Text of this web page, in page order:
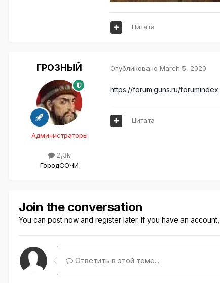
Цитата
ГРОЗНЫЙ
Администраторы
2,3k
ГородСОЧИ
Опубликовано March 5, 2020
https://forum.guns.ru/forumindex
Цитата
Join the conversation
You can post now and register later. If you have an account,
Ответить в этой теме...